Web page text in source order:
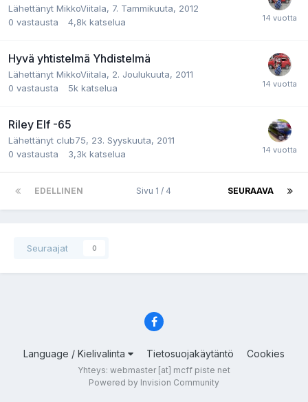
Lähettänyt MikkoViitala, 7. Tammikuuta, 2012
0 vastausta 4,8k katselua
Hyvä yhtistelmä Yhdistelmä
Lähettänyt MikkoViitala, 2. Joulukuuta, 2011
0 vastausta 5k katselua
Riley Elf -65
Lähettänyt club75, 23. Syyskuuta, 2011
0 vastausta 3,3k katselua
EDELLINEN SEURAAVA
Sivu 1 / 4
Seuraajat 0
Language / Kielivalinta Tietosuojakäytäntö Cookies
Yhteys: webmaster [at] mcff piste net
Powered by Invision Community